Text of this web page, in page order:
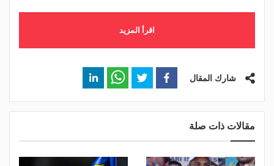
اقرأ المزيد
شارك المقال
مقالات ذات صلة